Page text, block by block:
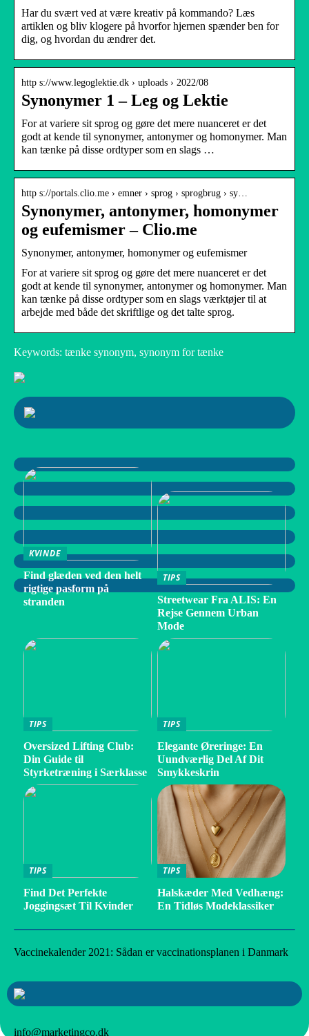
Har du svært ved at være kreativ på kommando? Læs
artiklen og bliv klogere på hvorfor hjernen spænder ben for
dig, og hvordan du ændrer det.
http s://www.legoglektie.dk › uploads › 2022/08
Synonymer 1 – Leg og Lektie
For at variere sit sprog og gøre det mere nuanceret er det
godt at kende til synonymer, antonymer og homonymer. Man
kan tænke på disse ordtyper som en slags …
http s://portals.clio.me › emner › sprog › sprogbrug › sy…
Synonymer, antonymer, homonymer
og eufemismer – Clio.me
Synonymer, antonymer, homonymer og eufemismer
For at variere sit sprog og gøre det mere nuanceret er det
godt at kende til synonymer, antonymer og homonymer. Man
kan tænke på disse ordtyper som en slags værktøjer til at
arbejde med både det skriftlige og det talte sprog.
Keywords: tænke synonym, synonym for tænke
KVINDE
Find glæden ved den helt
rigtige pasform på
stranden
TIPS
Streetwear Fra ALIS: En
Rejse Gennem Urban
Mode
TIPS
Oversized Lifting Club:
Din Guide til
Styrketræning i Særklasse
TIPS
Elegante Øreringe: En
Uundværlig Del Af Dit
Smykkeskrin
TIPS
Find Det Perfekte
Joggingsæt Til Kvinder
TIPS
Halskæder Med Vedhæng:
En Tidløs Modeklassiker
Vaccinekalender 2021: Sådan er vaccinationsplanen i Danmark
info@marketingco.dk